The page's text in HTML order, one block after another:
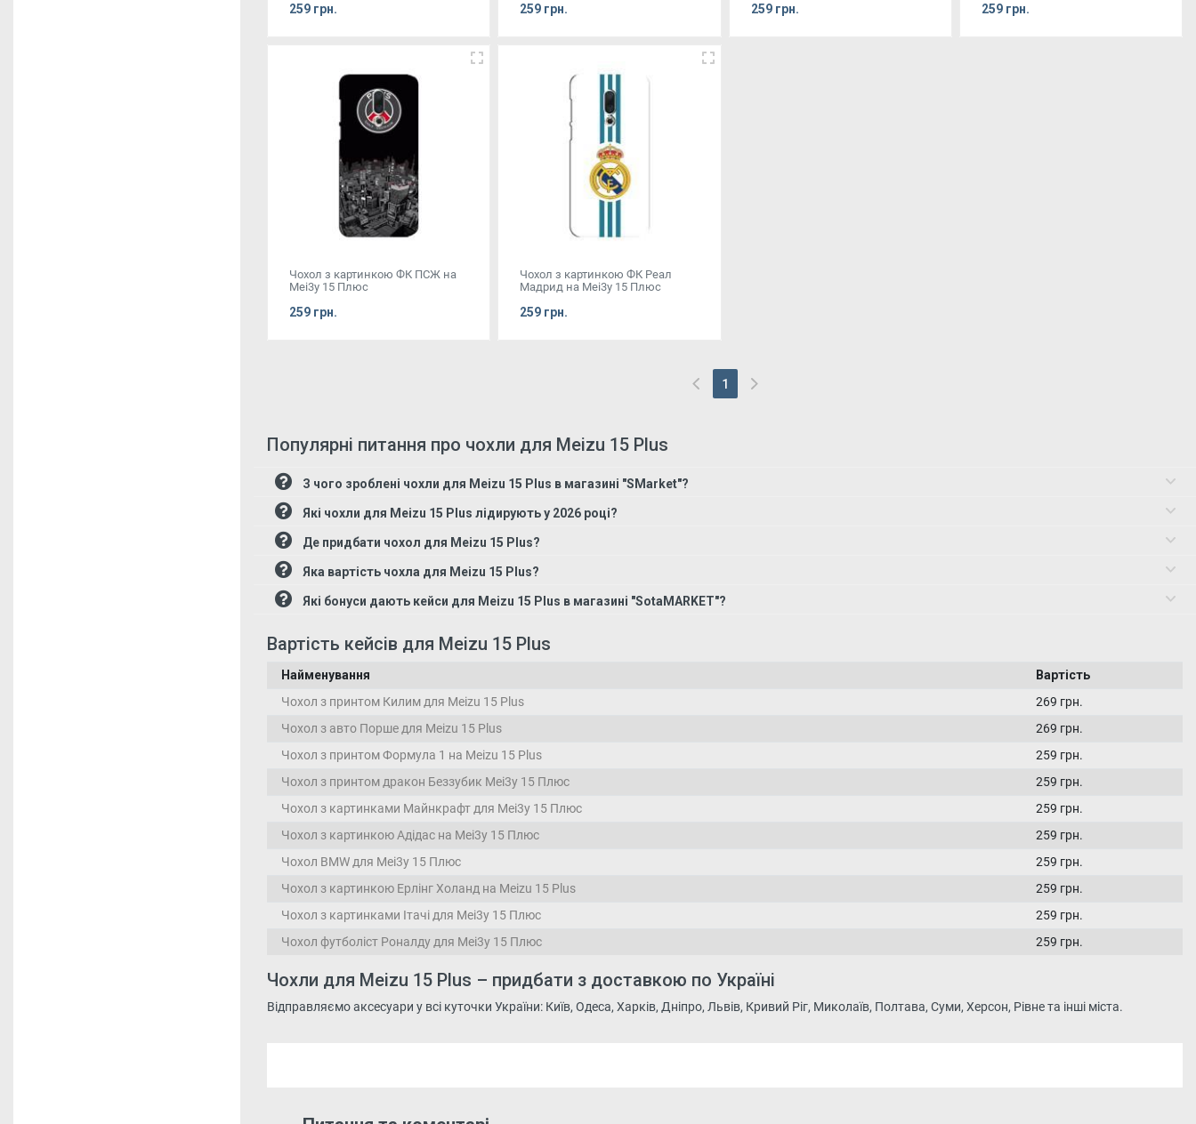
259 грн. 259 грн. 259 грн. 259 грн.
Чохол з картинкою ФК ПСЖ на
Mei3y 15 Плюс
259 грн.
Чохол з картинкою ФК Реал
Мадрид на Mei3y 15 Плюс
259 грн.
1
(current)
Популярні питання про чохли для Meizu 15 Plus
З чого зроблені чохли для Meizu 15 Plus в магазині "SMarket"?
Які чохли для Meizu 15 Plus лідирують у 2026 році?
Де придбати чохол для Meizu 15 Plus?
Яка вартість чохла для Meizu 15 Plus?
Які бонуси дають кейси для Meizu 15 Plus в магазині "SotaMARKET"?
Вартість кейсів для Meizu 15 Plus
Найменування
Вартість
Чохол з принтом Килим для Meizu 15 Plus
269 грн.
Чохол з авто Порше для Meizu 15 Plus
269 грн.
Чохол з принтом Формула 1 на Meizu 15 Plus
259 грн.
Чохол з принтом дракон Беззубик Mei3y 15 Плюс
259 грн.
Чохол з картинками Майнкрафт для Mei3y 15 Плюс
259 грн.
Чохол з картинкою Адідас на Mei3y 15 Плюс
259 грн.
Чохол BMW для Mei3y 15 Плюс
259 грн.
Чохол з картинкою Ерлінг Холанд на Meizu 15 Plus
259 грн.
Чохол з картинками Ітачі для Mei3y 15 Плюс
259 грн.
Чохол футболіст Роналду для Mei3y 15 Плюс
259 грн.
Чохли для Meizu 15 Plus – придбати з доставкою по Україні
Відправляємо аксесуари у всі куточки України: Київ, Одеса, Харків, Дніпро, Львів, Кривий Ріг, Миколаїв, Полтава, Суми, Херсон, Рівне та інші міста.